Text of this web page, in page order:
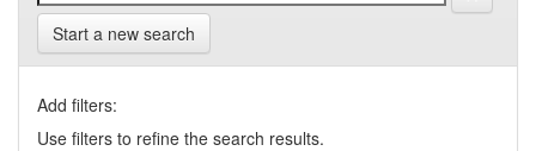
Start a new search
Add filters:
Use filters to refine the search results.